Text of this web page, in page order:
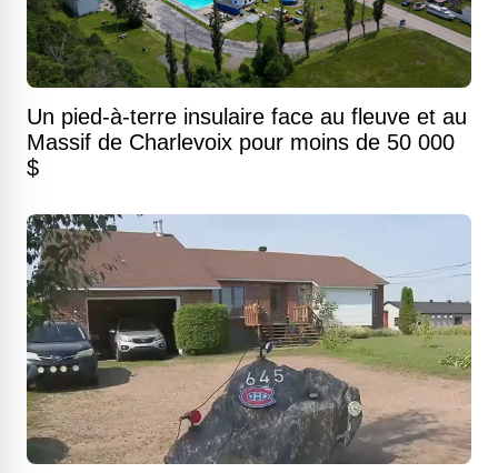
Un pied-à-terre insulaire face au fleuve et au
Massif de Charlevoix pour moins de 50 000
$